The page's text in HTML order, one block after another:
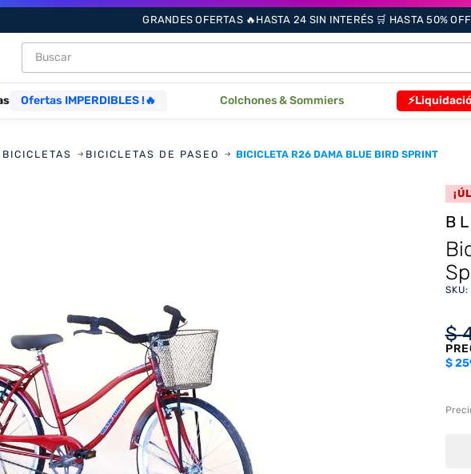
GRANDES OFERTAS 🔥HASTA 24 SIN INTERÉS 🛒 HASTA 50% OFF
Buscar
Ofertas IMPERDIBLES !🔥 Colchones & Sommiers
BICICLETAS BICICLETAS DE PASEO BICICLETA R26 DAMA BLUE BIRD SPRINT
SKU:
$
$
TÉRMINOS MÁS BUSCADOS
1. heladeras
heladera
9. freidora aire
10.